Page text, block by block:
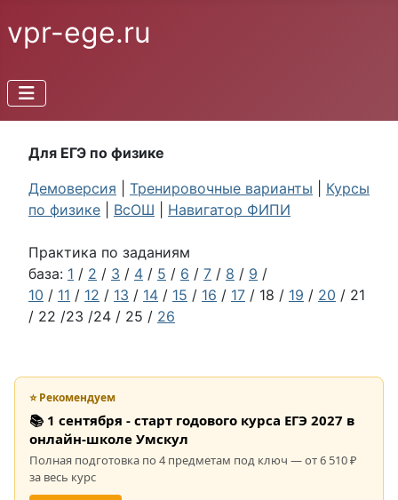
vpr-ege.ru
Для ЕГЭ по физике
Демоверсия
Тренировочные варианты
Курсы
по физике
ВсОШ Навигатор ФИПИ
Практика по заданиям
база: 1 / 2 / 3 / 4 / 5 / 6 / 7 / 8 / 9 /
10 / 11 / 12 / 13 / 14 / 15 / 16 / 17 / 18 / 19 / 20 / 21
/ 22 /23 /24 / 25 / 26
⭐ Рекомендуем
📚 1 сентября - старт годового курса ЕГЭ 2027 в
онлайн-школе Умскул
Полная подготовка по 4 предметам под ключ — от 6 510 ₽
за весь курс